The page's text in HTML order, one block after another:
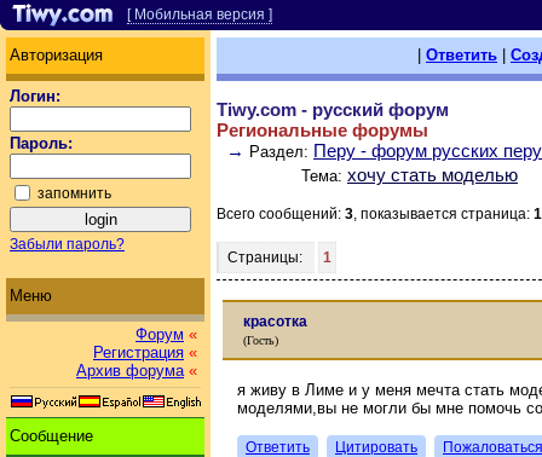
[ Мобильная версия ]
Авторизация
Логин:
Пароль:
запомнить
Забыли пароль?
Меню
Форум «
Регистрация «
Архив форума «
Сообщение
Ответить
Tiwy.com - русский форум
Региональные форумы
→ Раздел: Перу - форум русских
Тема: хочу стать моделью
Всего сообщений: 3, показывается страница: 1
Страницы: 1
красотка
(Гость)
я живу в Лиме и у меня мечта стать
моделями,вы не могли бы мне помочь
Ответить Цитировать Пожаловаться